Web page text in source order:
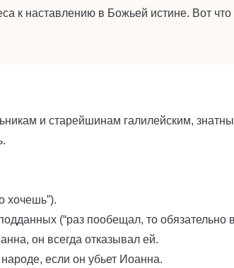
к наставлению в Божьей истине. Вот что
и старейшинам галилейским,
хочешь”).
(“раз пообещал, то обязательно
он всегда отказывал ей.
если он убьет Иоанна.